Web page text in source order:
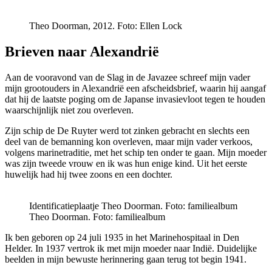
Theo Doorman, 2012. Foto: Ellen Lock
Brieven naar Alexandrië
Aan de vooravond van de Slag in de Javazee schreef mijn vader
mijn grootouders in Alexandrië een afscheidsbrief, waarin hij aangaf
dat hij de laatste poging om de Japanse invasievloot tegen te houden
waarschijnlijk niet zou overleven.
Zijn schip de De Ruyter werd tot zinken gebracht en slechts een
deel van de bemanning kon overleven, maar mijn vader verkoos,
volgens marinetraditie, met het schip ten onder te gaan. Mijn moeder
was zijn tweede vrouw en ik was hun enige kind. Uit het eerste
huwelijk had hij twee zoons en een dochter.
Identificatieplaatje Theo Doorman. Foto: familiealbum
Theo Doorman. Foto: familiealbum
Ik ben geboren op 24 juli 1935 in het Marinehospitaal in Den
Helder. In 1937 vertrok ik met mijn moeder naar Indië. Duidelijke
beelden in mijn bewuste herinnering gaan terug tot begin 1941.